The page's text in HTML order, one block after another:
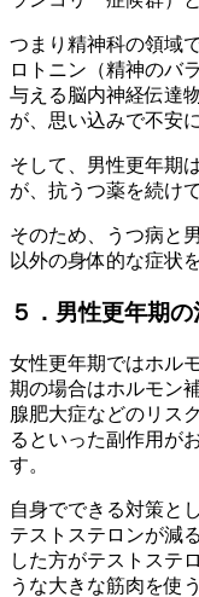
つまり精神科の領域
ロトニン（精神のバ
与える脳内神経伝達
が、思い込みで不安
そして、男性更年期
が、抗うつ薬を続け
そのため、うつ病と
以外の身体的な症状
５．男性更年期
女性更年期ではホル
期の場合はホルモン
腺肥大症などのリス
るといった副作用が
す。
自身でできる対策と
テストステロンが減
した方がテストステ
うな大きな筋肉を使